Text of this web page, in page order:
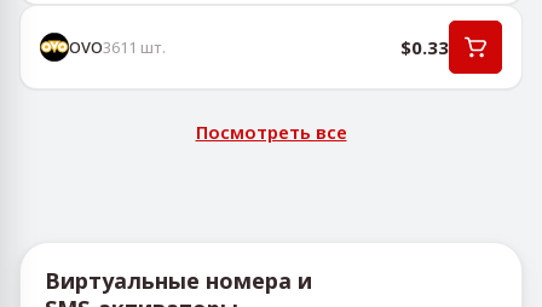
OVO3611 шт. $0.33
Посмотреть все
Виртуальные номера и